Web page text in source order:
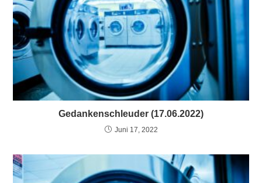
Gedankenschleuder (17.06.2022)
Juni 17, 2022